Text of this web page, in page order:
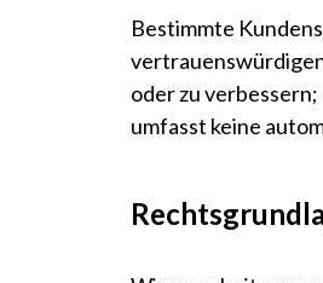
Bestimmte
oder zu
umfasst keine